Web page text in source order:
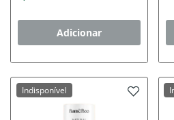
Adicionar
Indisponível